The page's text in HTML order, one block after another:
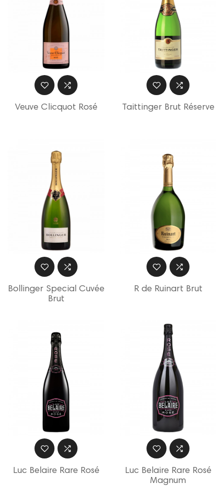
Veuve Clicquot Rosé Taittinger Brut Réserve
Bollinger Special Cuvée
Brut
R de Ruinart Brut
Luc Belaire Rare Rosé
Luc Belaire Rare Rosé
Magnum